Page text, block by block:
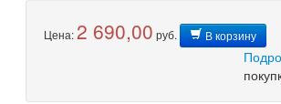
Цена: 2 690,00 руб. В корзину